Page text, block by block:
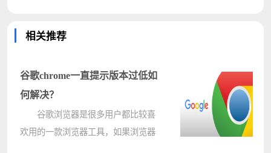
相关推荐
谷歌chrome一直提示版本过低如
何解决？
谷歌浏览器是很多用户都比较喜
欢用的一款浏览器工具，如果浏览器